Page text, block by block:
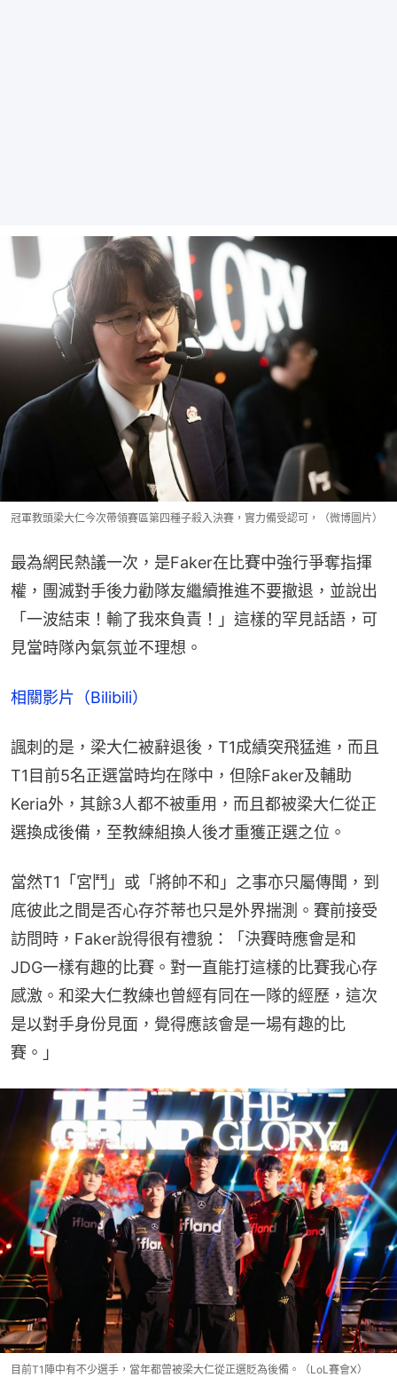
冠軍教頭梁大仁今次帶領賽區第四種子殺入決賽，實力備受認可，（微博圖片）
最為網民熱議一次，是Faker在比賽中強行爭奪指揮
權，團滅對手後力勸隊友繼續推進不要撤退，並說出
「一波結束！輸了我來負責！」這樣的罕見話語，可
見當時隊內氣氛並不理想。
相關影片（Bilibili）
諷刺的是，梁大仁被辭退後，T1成績突飛猛進，而且
T1目前5名正選當時均在隊中，但除Faker及輔助
Keria外，其餘3人都不被重用，而且都被梁大仁從正
選換成後備，至教練組換人後才重獲正選之位。
當然T1「宮鬥」或「將帥不和」之事亦只屬傳聞，到
底彼此之間是否心存芥蒂也只是外界揣測。賽前接受
訪問時，Faker說得很有禮貌：「決賽時應會是和
JDG一樣有趣的比賽。對一直能打這樣的比賽我心存
感激。和梁大仁教練也曾經有同在一隊的經歷，這次
是以對手身份見面，覺得應該會是一場有趣的比
賽。」
目前T1陣中有不少選手，當年都曾被梁大仁從正選貶為後備。（LoL賽會X）